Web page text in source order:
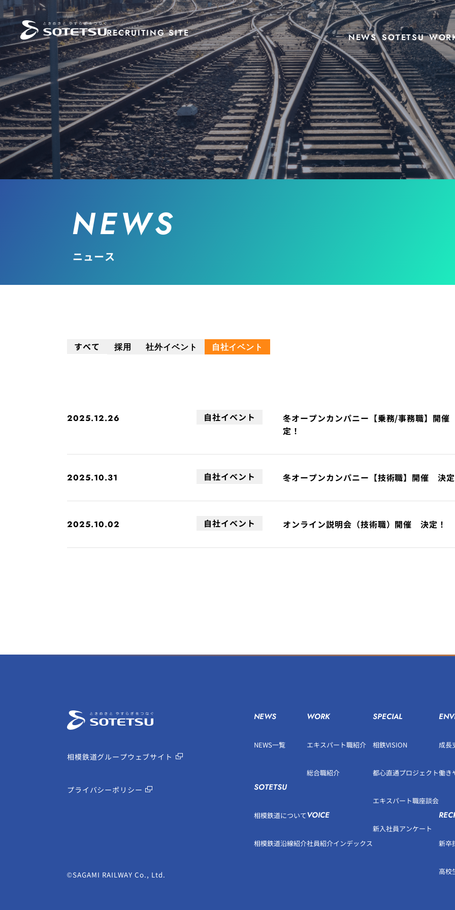
RECRUITINGSITE NEWS SOTETSU
NEWS
ニュース
すべて 採用 社外イベント 自社イベント
2025.12.26 自社イベント
冬オープンカンパニー【乗務/事務職】開
定！
2025.10.31 自社イベント 冬オープンカンパニー【技術職】開催 決
2025.10.02 自社イベント オンライン説明会（技術職）開催 決定！
相模鉄道グループウェブサイト
プライバシーポリシー
©SAGAMI RAILWAY Co., Ltd.
NEWS
NEWS一覧
SOTETSU
相模鉄道について
相模鉄道沿線紹介
WORK
エキスパート職紹介
総合職紹介
VOICE
社員紹介インデックス
SPECIAL
相鉄VISION
都心直通プロジェクト
エキスパート職座談会
新入社員アンケート
成長
働き
新卒
高校